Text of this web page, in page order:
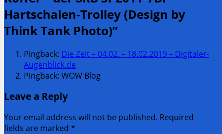
Hartschalen-Trolley (Design by
Think Tank Photo)”
Pingback: Die Zeit – 04.02. – 18.02.2019 – Digitaler-
Augenblick.de
Pingback: WOW Blog
Leave a Reply
Your email address will not be published. Required
fields are marked *